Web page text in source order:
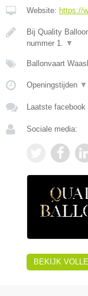
Website: https://
Bij Quality
nummer 1. ▼
Ballonvaart
Openingstijden ▼
Laatste facebook
Sociale media:
BEKIJK